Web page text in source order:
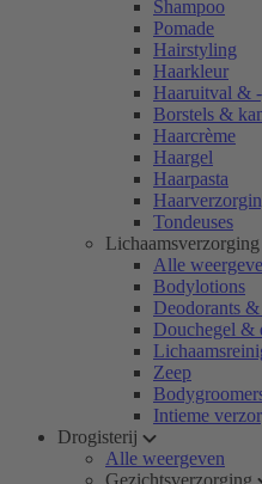
Shampoo
Pomade
Hairstyling
Haarkleur
Haaruitval &
Borstels &
Haarcrème
Haargel
Haarpasta
Tondeuses
Lichaamsverzorging
Alle
Bodylotions
Deodorants
Douchegel &
Zeep
Intieme
Drogisterij
Alle weergeven
Gezichtsverzorging